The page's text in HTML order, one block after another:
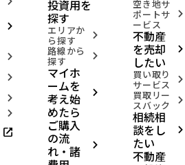
arrow_forward_ios
arrow_forward_ios
arrow_forward_ios
arrow_forward_ios
arrow_forward_ios
open_in_new
投資用を
探す
エリアか
ら探す arrow_forward_ios
路線から
探す arrow_forward_ios
マイホ
ームを
考え始
めたら
arrow_forward_ios
ご購入
の流
れ・諸 arrow_forward_ios
空き地サ
ポートサ
ービス
arrow_forward_ios
不動産
を売却
したい
arrow_forward_ios
買い取り
サービス arrow_forward_ios
買取リー
スバック arrow_forward_ios
相続相
談をし
たい
arrow_forward_ios
不動産